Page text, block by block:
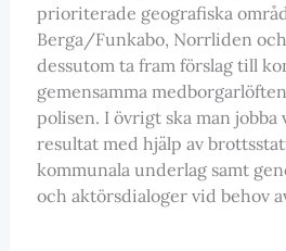
prioriterade geografiska
Berga/Funkabo, Norrliden
dessutom ta fram förslag till
gemensamma
polisen. I övrigt ska man jobba
resultat med hjälp av
kommunala underlag samt
och aktörsdialoger vid behov